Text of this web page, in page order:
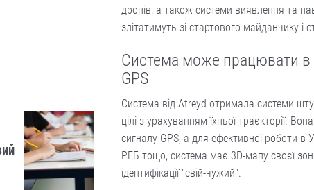
дронів, а також системи виявлення та
злітатимуть зі стартового майданчику і
Система може працювати в
GPS
Система від Atreyd отримала системи
цілі з урахуванням їхньої траєкторії.
сигналу GPS, а для ефективної роботи в
РЕБ тощо, система має 3D-мапу своєї
ідентифікації "свій-чужий".